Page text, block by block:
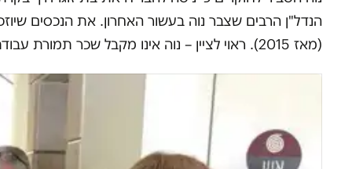
הנדל"ן הרבים שצבר נוה בעשור האחרון. את הנכסים
(מאז 2015). ראוי לציין – נוה אינו מקבל שכר תמורת עבודתו בלשכה, אולם תקציב המנגנון שלו כיושב ראש מגיע לכחצי מיליון שקלים בשנה.